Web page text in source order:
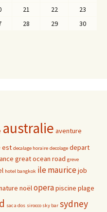
21 22
23
28 29
30
australie aventure
est decalage horaire decolage depart
great ocean road greve
hotel bangkok ile mauricejob
noëloperapiscine plage
sac a dos sirocco sky bar sydney